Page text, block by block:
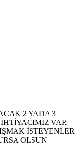
2 YADA 3
VAR
İSTEYENLER
OLSUN